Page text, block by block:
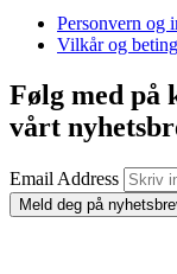
Personvern og
Vilkår og
Følg med på
vårt
Email Address
Meld deg på